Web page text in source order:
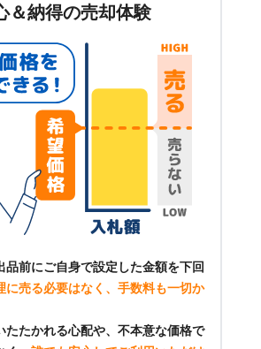
＆納得の売却体験
品前にご自身で設定した金額を下回
に売る必要はなく、手数料も一切か
たたかれる心配や、不本意な価格で